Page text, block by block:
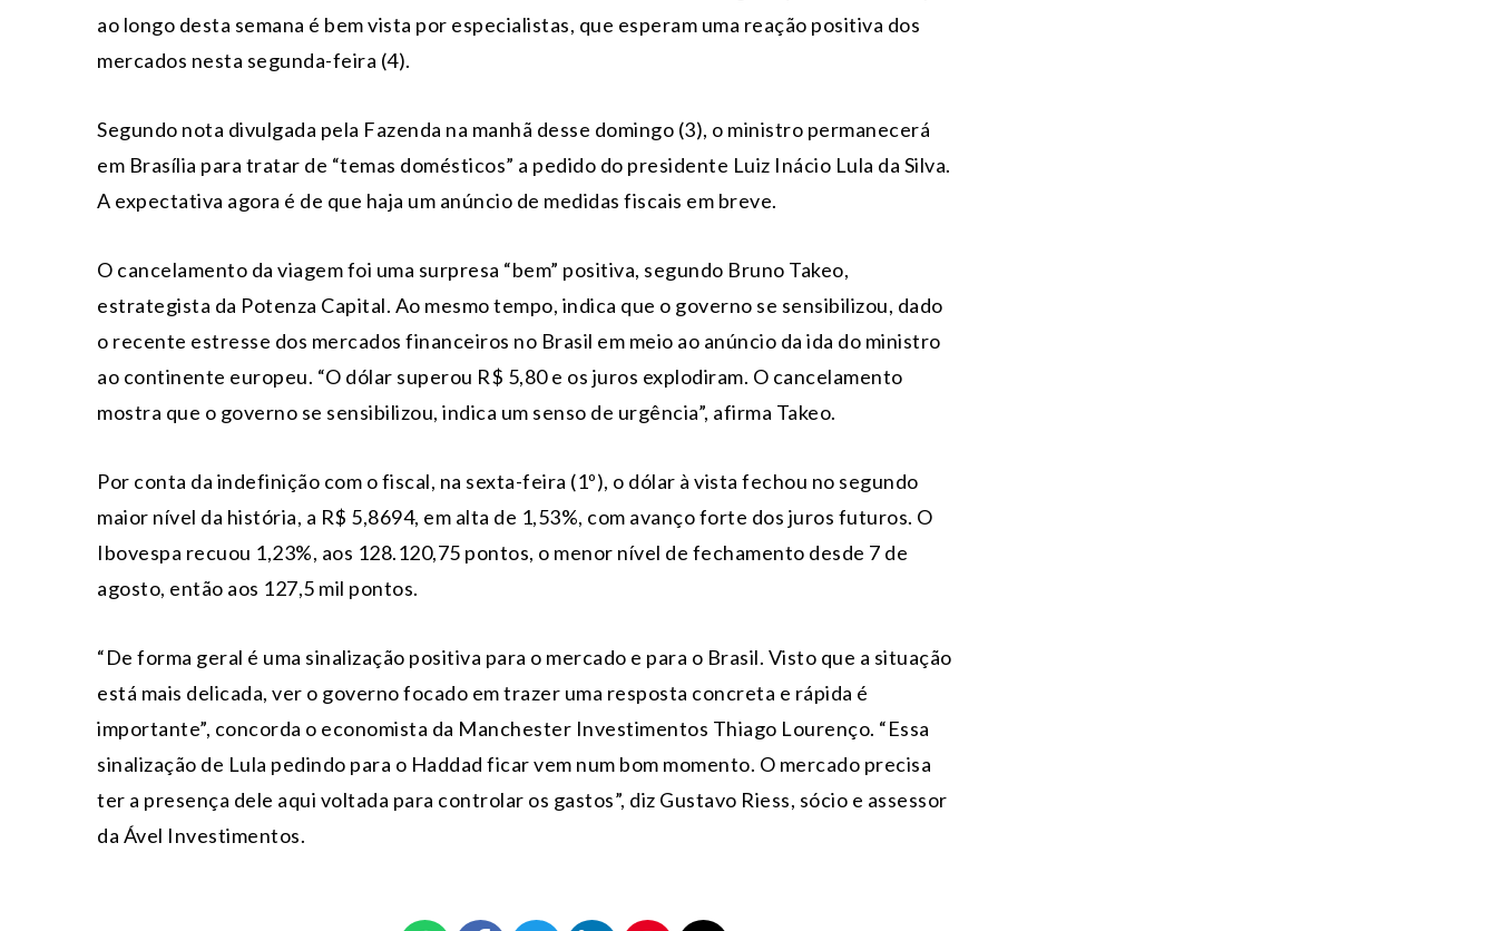
ao longo desta semana é bem vista por especialistas, que esperam uma reação positiva dos
mercados nesta segunda-feira (4).
Segundo nota divulgada pela Fazenda na manhã desse domingo (3), o ministro permanecerá
em Brasília para tratar de “temas domésticos” a pedido do presidente Luiz Inácio Lula da Silva.
A expectativa agora é de que haja um anúncio de medidas fiscais em breve.
O cancelamento da viagem foi uma surpresa “bem” positiva, segundo Bruno Takeo,
estrategista da Potenza Capital. Ao mesmo tempo, indica que o governo se sensibilizou, dado
o recente estresse dos mercados financeiros no Brasil em meio ao anúncio da ida do ministro
ao continente europeu. “O dólar superou R$ 5,80 e os juros explodiram. O cancelamento
mostra que o governo se sensibilizou, indica um senso de urgência”, afirma Takeo.
Por conta da indefinição com o fiscal, na sexta-feira (1º), o dólar à vista fechou no segundo
maior nível da história, a R$ 5,8694, em alta de 1,53%, com avanço forte dos juros futuros. O
Ibovespa recuou 1,23%, aos 128.120,75 pontos, o menor nível de fechamento desde 7 de
agosto, então aos 127,5 mil pontos.
“De forma geral é uma sinalização positiva para o mercado e para o Brasil. Visto que a situação
está mais delicada, ver o governo focado em trazer uma resposta concreta e rápida é
importante”, concorda o economista da Manchester Investimentos Thiago Lourenço. “Essa
sinalização de Lula pedindo para o Haddad ficar vem num bom momento. O mercado precisa
ter a presença dele aqui voltada para controlar os gastos”, diz Gustavo Riess, sócio e assessor
da Ável Investimentos.